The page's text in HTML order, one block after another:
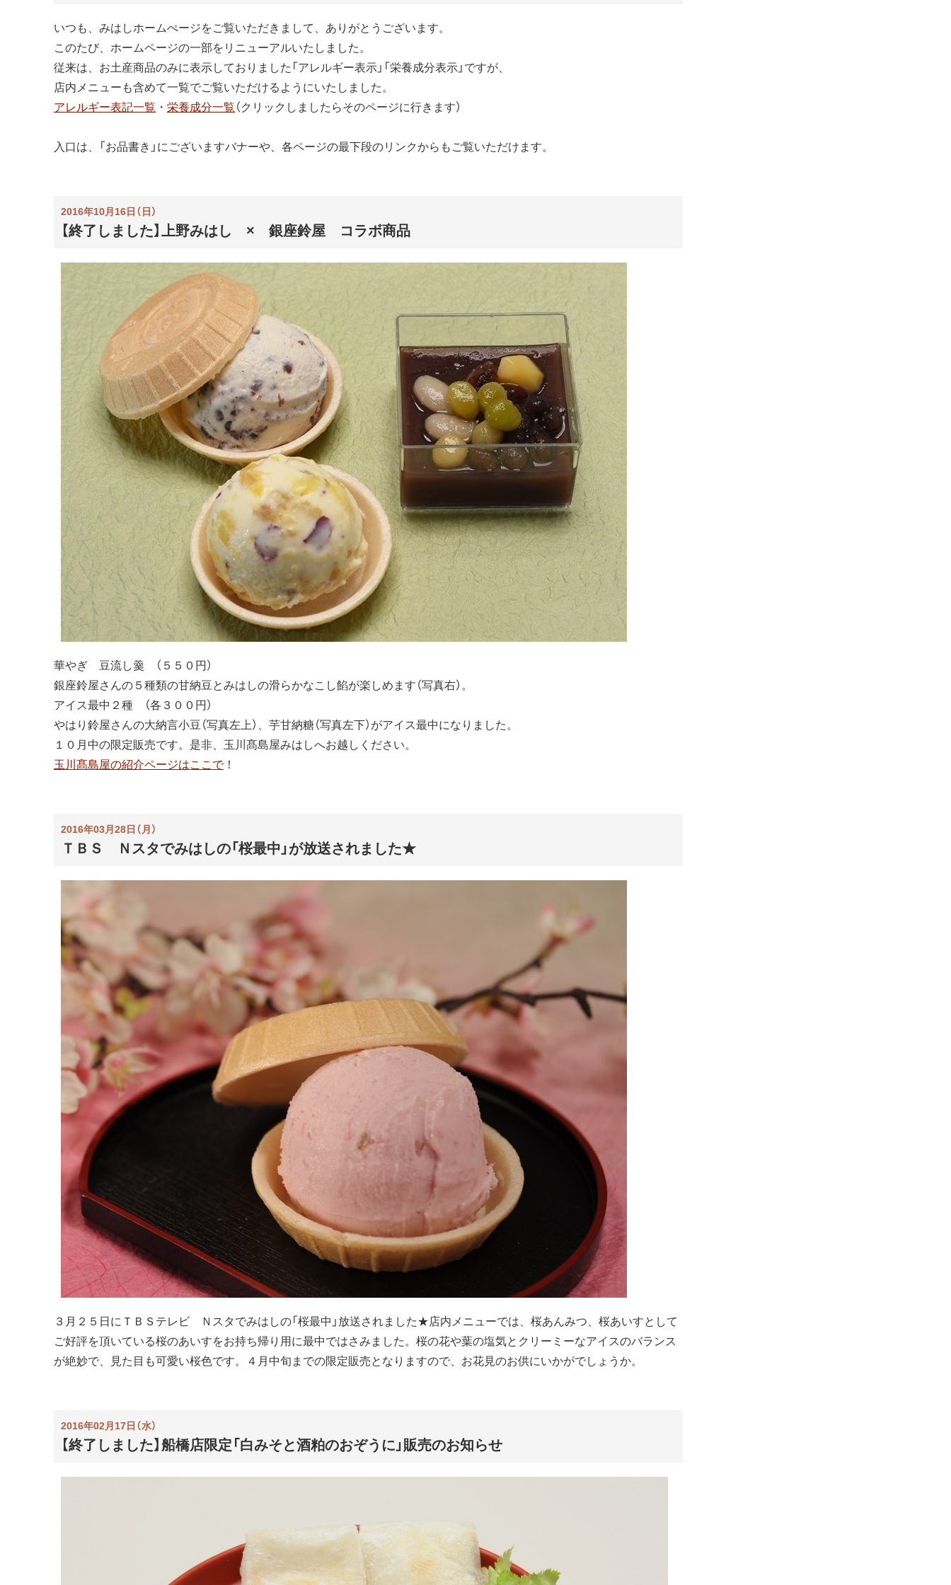
いつも、みはしホームぺージをご覧いただきまして、ありがとうございます。
このたび、ホームページの一部をリニューアルいたしました。
従来は、お土産商品のみに表示しておりました「アレルギー表示」「栄養成分表示」ですが、
店内メニューも含めて一覧でご覧いただけるようにいたしました。
アレルギー表記一覧 ・ 栄養成分一覧 （クリックしましたらそのページに行きます）
入口は、「お品書き」にございますバナーや、各ページの最下段のリンクからもご覧いただけます。
2016年10月16日（日）
【終了しました】上野みはし × 銀座鈴屋 コラボ商品
華やぎ 豆流し羹 （５５０円）
銀座鈴屋さんの５種類の甘納豆とみはしの滑らかなこし餡が楽しめます（写真右）。
アイス最中２種 （各３００円）
やはり鈴屋さんの大納言小豆（写真左上）、芋甘納糖（写真左下）がアイス最中になりました。
１０月中の限定販売です。是非、玉川髙島屋みはしへお越しください。
玉川髙島屋の紹介ページはここで！
2016年03月28日（月）
ＴＢＳ Ｎスタでみはしの「桜最中」が放送されました★
３月２５日にＴＢＳテレビ Ｎスタでみはしの「桜最中」放送されました★店内メニューでは、桜あんみつ、桜あいすとして
ご好評を頂いている桜のあいすをお持ち帰り用に最中ではさみました。桜の花や葉の塩気とクリーミーなアイスのバランス
が絶妙で、見た目も可愛い桜色です。４月中旬までの限定販売となりますので、お花見のお供にいかがでしょうか。
2016年02月17日（水）
【終了しました】船橋店限定「白みそと酒粕のおぞうに」販売のお知らせ